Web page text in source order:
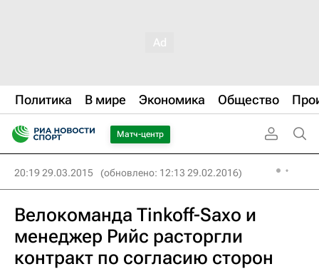
Политика В мире Экономика Общество
Матч-центр
20:19 29.03.2015 (обновлено: 12:13 29.02.2016)
Велокоманда Tinkoff-Saxo и
менеджер Рийс расторгли
контракт по согласию сторон